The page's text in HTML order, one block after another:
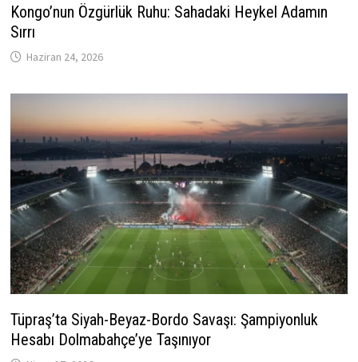
Kongo’nun Özgürlük Ruhu: Sahadaki Heykel Adamın
Sırrı
Haziran 24, 2026
Tüpraş’ta Siyah-Beyaz-Bordo Savaşı: Şampiyonluk
Hesabı Dolmabahçe’ye Taşınıyor